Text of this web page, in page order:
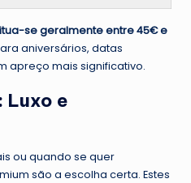
se geralmente entre 45€ e
aniversários, datas
apreço mais significativo.
Luxo e
ou quando se quer
são a escolha certa. Estes